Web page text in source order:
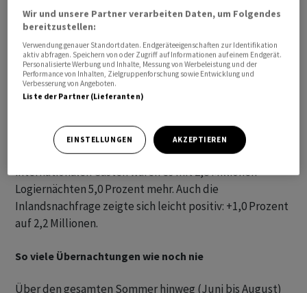
Überraschend kommt das nicht: Provisorische
bereits angezeigt. Nachdem die Schweizer Hotellerie
bereits im Vorjahr einen Rekordsommer erlebt hatte,
zählt die Branche nun nochmals klar mehr Gäste aus
dem In- und Ausland.
Im August waren es insgesamt 5,0 Millionen
Übernachtungen - ein Anstieg von 3,2 Prozent. Bei den
internationalen Gästen waren es mit 2,8 Millionen
Logiernächten 5,0 Prozent mehr. Auch die
Inlandsnachfrage zeigte sich leicht positiv: +1,0 Prozent
auf 2,2 Millionen.
So viele Übernachtungen wie noch nie
Über den gesamten Sommer hinweg (Juni bis August)
Wir und unsere Partner verarbeiten Daten, um Folgendes
bereitzustellen:
Verwendung genauer Standortdaten. Endgeräteeigenschaften zur Identifikation
aktiv abfragen. Speichern von oder Zugriff auf Informationen auf einem Endgerät.
Personalisierte Werbung und Inhalte, Messung von Werbeleistung und der
Performance von Inhalten, Zielgruppenforschung sowie Entwicklung und
Verbesserung von Angeboten.
Liste der Partner (Lieferanten)
EINSTELLUNGEN AKZEPTIEREN